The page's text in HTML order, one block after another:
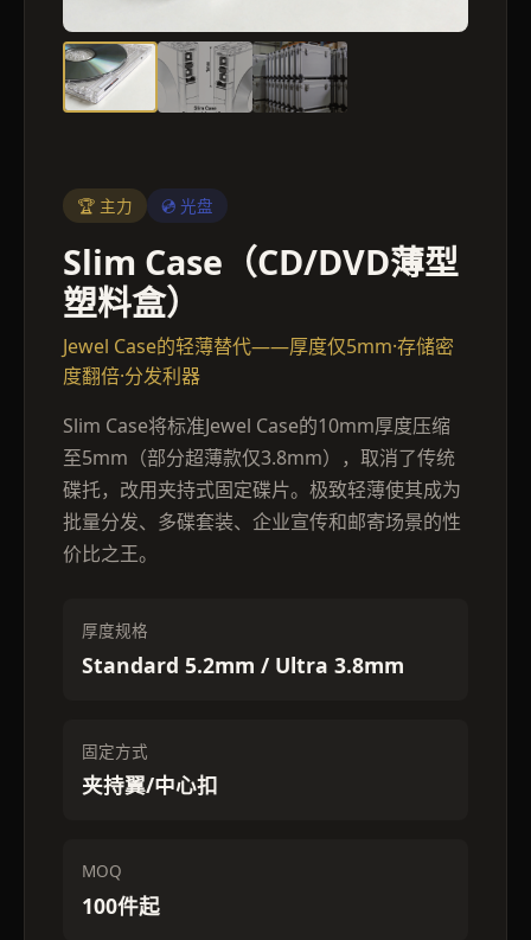
🏆 主力 💿 光盘
Slim Case（CD/DVD薄型
塑料盒）
Jewel Case的轻薄替代——厚度仅5mm·存储密
度翻倍·分发利器
Slim Case将标准Jewel Case的10mm厚度压缩
至5mm（部分超薄款仅3.8mm），取消了传统
碟托，改用夹持式固定碟片。极致轻薄使其成为
批量分发、多碟套装、企业宣传和邮寄场景的性
价比之王。
厚度规格
Standard 5.2mm / Ultra 3.8mm
固定方式
夹持翼/中心扣
MOQ
100件起